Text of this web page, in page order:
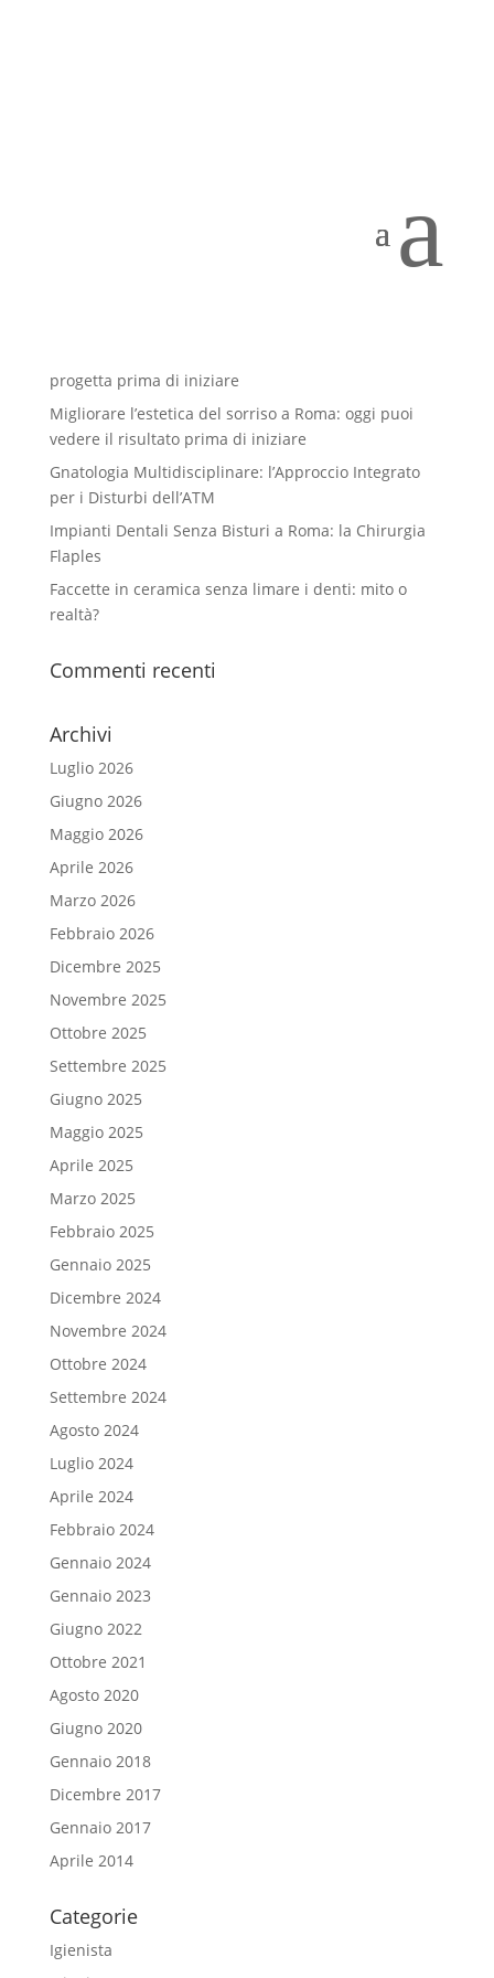
a
progetta prima di iniziare
Migliorare l’estetica del sorriso a Roma: oggi puoi
vedere il risultato prima di iniziare
Gnatologia Multidisciplinare: l’Approccio Integrato
per i Disturbi dell’ATM
Impianti Dentali Senza Bisturi a Roma: la Chirurgia
Flaples
Faccette in ceramica senza limare i denti: mito o
realtà?
Commenti recenti
Archivi
Luglio 2026
Giugno 2026
Maggio 2026
Aprile 2026
Marzo 2026
Febbraio 2026
Dicembre 2025
Novembre 2025
Ottobre 2025
Settembre 2025
Giugno 2025
Maggio 2025
Aprile 2025
Marzo 2025
Febbraio 2025
Gennaio 2025
Dicembre 2024
Novembre 2024
Ottobre 2024
Settembre 2024
Agosto 2024
Luglio 2024
Aprile 2024
Febbraio 2024
Gennaio 2024
Gennaio 2023
Giugno 2022
Ottobre 2021
Agosto 2020
Giugno 2020
Gennaio 2018
Dicembre 2017
Gennaio 2017
Aprile 2014
Categorie
Igienista